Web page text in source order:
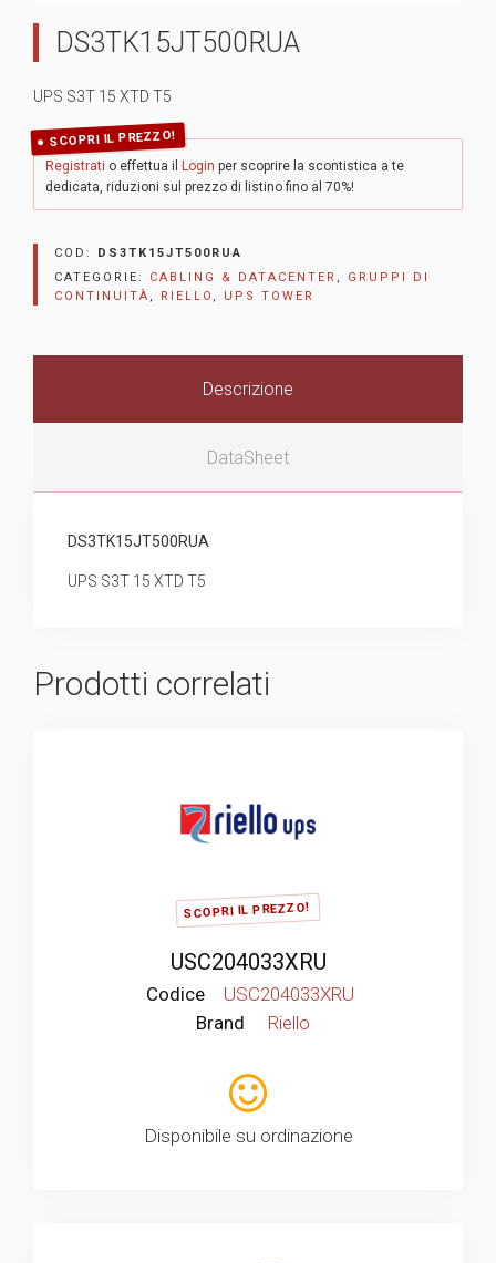
DS3TK15JT500RUA
UPS S3T 15 XTD T5
SCOPRI IL PREZZO!
Registrati o effettua il Login per scoprire la scontistica a te
dedicata, riduzioni sul prezzo di listino fino al 70%!
COD: DS3TK15JT500RUA
CATEGORIE: CABLING & DATACENTER , GRUPPI DI
CONTINUITÀ , RIELLO , UPS TOWER
Descrizione
DataSheet
DS3TK15JT500RUA
UPS S3T 15 XTD T5
Prodotti correlati
SCOPRI IL PREZZO!
USC204033XRU
Codice
USC204033XRU
Brand
Riello
Disponibile su ordinazione